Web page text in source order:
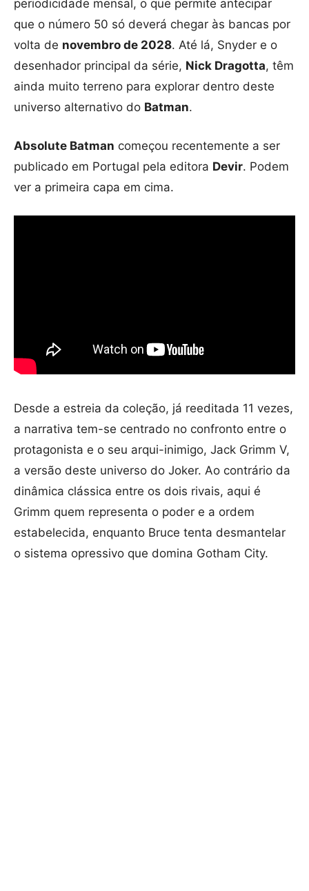
periodicidade mensal, o que permite antecipar
que o número 50 só deverá chegar às bancas por
volta de novembro de 2028. Até lá, Snyder e o
desenhador principal da série, Nick Dragotta, têm
ainda muito terreno para explorar dentro deste
universo alternativo do Batman.
Absolute Batman começou recentemente a ser
publicado em Portugal pela editora Devir. Podem
ver a primeira capa em cima.
Desde a estreia da coleção, já reeditada 11 vezes,
a narrativa tem-se centrado no confronto entre o
protagonista e o seu arqui-inimigo, Jack Grimm V,
a versão deste universo do Joker. Ao contrário da
dinâmica clássica entre os dois rivais, aqui é
Grimm quem representa o poder e a ordem
estabelecida, enquanto Bruce tenta desmantelar
o sistema opressivo que domina Gotham City.